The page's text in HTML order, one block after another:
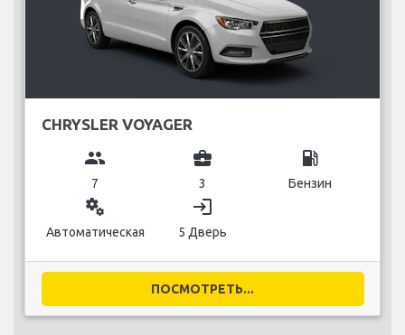
CHRYSLER VOYAGER
group
7
business_center
3
local_gas_station
Бензин
miscellaneous_services
Автоматическая
login
5 Дверь
ПОСМОТРЕТЬ...